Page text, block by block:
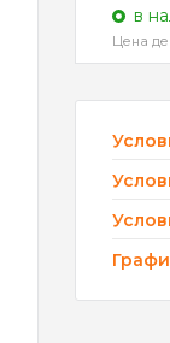
в
Цена